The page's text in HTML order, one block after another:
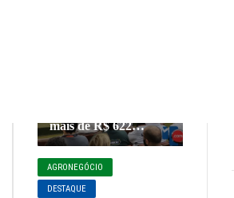
mais de R$ 622
milhões aos
cooperados em
decisão histórica
sobre o Funrural
AGRONEGÓCIO
DESTAQUE